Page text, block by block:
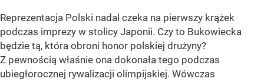
Reprezentacja Polski nadal czeka na pierwszy krążek
podczas imprezy w stolicy Japonii. Czy to Bukowiecka
będzie tą, która obroni honor polskiej drużyny?
Z pewnością właśnie ona dokonała tego podczas
ubiegłorocznej rywalizacji olimpijskiej. Wówczas